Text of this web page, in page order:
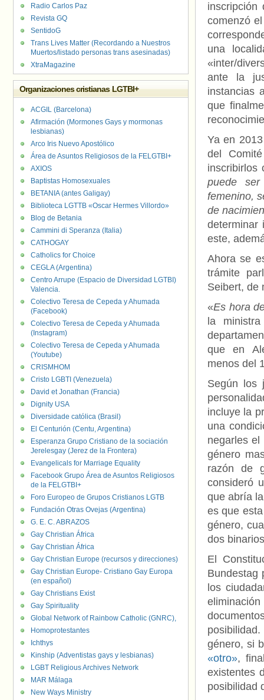
inscripción
comenzó
una
«inter/
ante la
instancias
que
Ya en
del
inscribirlos
puede
femenino,
de
determinar
este,
Ahora se
trámite
Seibert, de
«Es hora
la
que en
menos del
Según los
incluye la
una
negarles el
género
razón de
consideró
que abría
es que
género,
dos
El
Bundestag
los
género, si
«otro»,
existentes
posibilidad
Radio Carlos Paz
Revista GQ
SentidoG
Trans Lives Matter (Recordando a Nuestros
Muertos/listado personas trans asesinadas)
XtraMagazine
Organizaciones cristianas LGTBI+
ACGIL (Barcelona)
Afirmación (Mormones Gays y mormonas
lesbianas)
Arco Iris Nuevo Apostólico
Área de Asuntos Religiosos de la FELGTBI+
AXIOS
Baptistas Homosexuales
BETANIA (antes Galigay)
Biblioteca LGTTB «Oscar Hermes Villordo»
Blog de Betania
Cammini di Speranza (Italia)
CATHOGAY
Catholics for Choice
CEGLA (Argentina)
Centro Arrupe (Espacio de Diversidad LGTBI)
Valencia.
Colectivo Teresa de Cepeda y Ahumada
(Facebook)
Colectivo Teresa de Cepeda y Ahumada
(Instagram)
Colectivo Teresa de Cepeda y Ahumada
(Youtube)
CRISMHOM
Cristo LGBTI (Venezuela)
David et Jonathan (Francia)
Dignity USA
Diversidade católica (Brasil)
El Centurión (Centu, Argentina)
Esperanza Grupo Cristiano de la sociación
Jerelesgay (Jerez de la Frontera)
Evangelicals for Marriage Equality
Facebook Grupo Área de Asuntos Religiosos
de la FELGTBI+
Foro Europeo de Grupos Cristianos LGTB
Fundación Otras Ovejas (Argentina)
G. E. C. ABRAZOS
Gay Christian África
Gay Christian África
Gay Christian Europe (recursos y direcciones)
Gay Christian Europe- Cristiano Gay Europa
(en español)
Gay Christians Exist
Gay Spirituality
Global Network of Rainbow Catholic (GNRC),
Homoprotestantes
Ichthys
Kinship (Adventistas gays y lesbianas)
LGBT Religious Archives Network
MAR Málaga
New Ways Ministry